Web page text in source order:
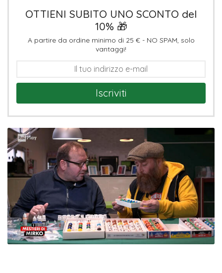
OTTIENI SUBITO UNO SCONTO del
10% 🎁
A partire da ordine minimo di 25 € - NO SPAM, solo
vantaggi!
Iscriviti